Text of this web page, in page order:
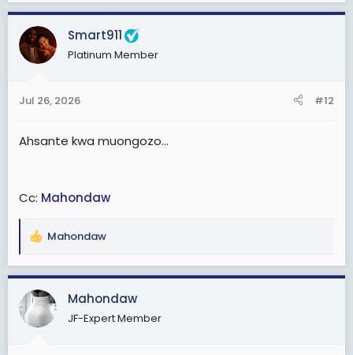
Smart911
Platinum Member
Jul 26, 2026 #12
Ahsante kwa muongozo...
Cc: Mahondaw
R
a
c
t
i
Mahondaw
Mahondaw
JF-Expert Member